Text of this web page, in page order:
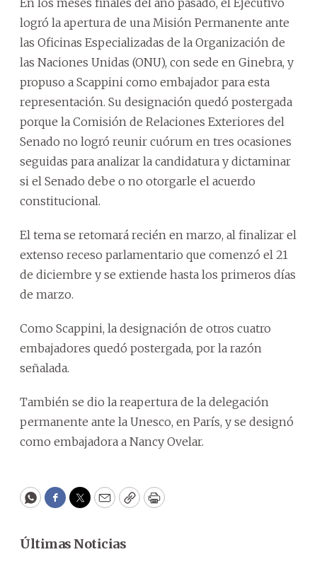
En los meses finales del año pasado, el Ejecutivo
logró la apertura de una Misión Permanente ante
las Oficinas Especializadas de la Organización de
las Naciones Unidas (ONU), con sede en Ginebra, y
propuso a Scappini como embajador para esta
representación. Su designación quedó postergada
porque la Comisión de Relaciones Exteriores del
Senado no logró reunir cuórum en tres ocasiones
seguidas para analizar la candidatura y dictaminar
si el Senado debe o no otorgarle el acuerdo
constitucional.
El tema se retomará recién en marzo, al finalizar el
extenso receso parlamentario que comenzó el 21
de diciembre y se extiende hasta los primeros días
de marzo.
Como Scappini, la designación de otros cuatro
embajadores quedó postergada, por la razón
señalada.
También se dio la reapertura de la delegación
permanente ante la Unesco, en París, y se designó
como embajadora a Nancy Ovelar.
WhatsApp
Facebook
Twitter
EmailCopyPrint
Últimas Noticias